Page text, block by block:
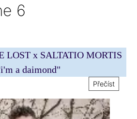
6
LOST x SALTATIO MORTIS
a daimond"
Přečíst